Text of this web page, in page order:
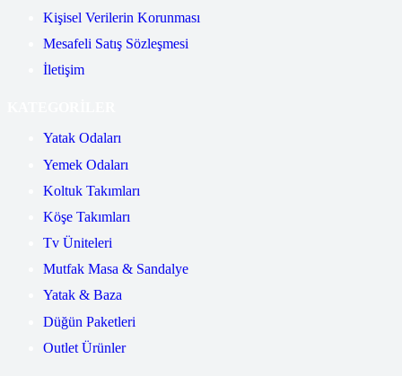
Kişisel Verilerin Korunması
Mesafeli Satış Sözleşmesi
İletişim
Yatak Odaları
Yemek Odaları
Koltuk Takımları
Köşe Takımları
Tv Üniteleri
Mutfak Masa & Sandalye
Yatak & Baza
Düğün Paketleri
Outlet Ürünler